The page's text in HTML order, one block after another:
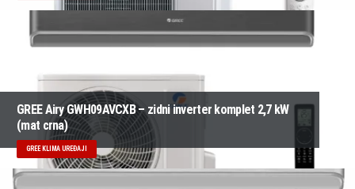
GREE Airy GWH09AVCXB – zidni inverter komplet 2,7 kW
(mat crna)
GREE KLIMA UREĐAJI